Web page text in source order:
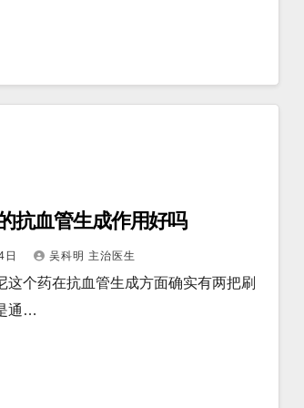
抗血管生成作用好吗
日 吴科明 主治医生
个药在抗血管生成方面确实有两把刷
通…